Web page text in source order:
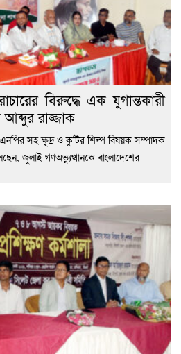
বিরুদ্ধে এক যুগান্তকারী
আব্দুর রাজ্জাক
সহ ক্ষুদ্র ও কুটির শিল্প বিষয়ক সম্পাদক
জুলাই গণঅভ্যুত্থানকে বাংলাদেশের